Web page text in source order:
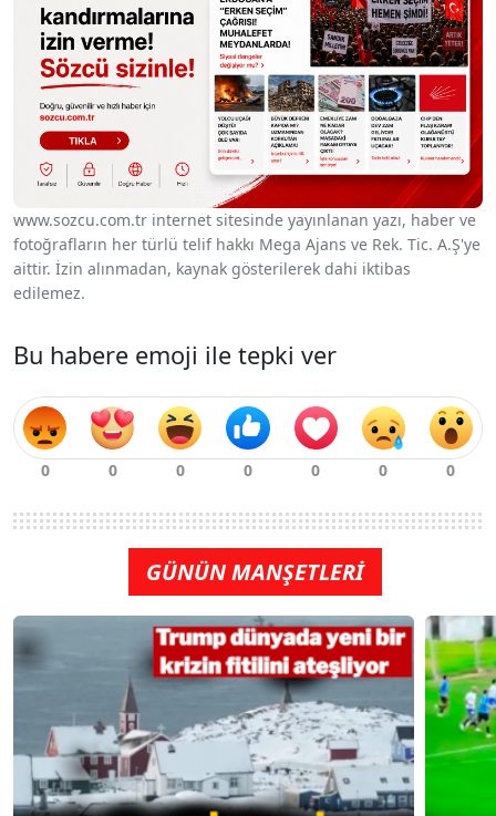
www.sozcu.com.tr internet sitesinde yayınlanan yazı, haber ve
fotoğrafların her türlü telif hakkı Mega Ajans ve Rek. Tic. A.Ş'ye
aittir. İzin alınmadan, kaynak gösterilerek dahi iktibas
edilemez.
Bu habere emoji ile tepki ver
GÜNÜN MANŞETLERİ